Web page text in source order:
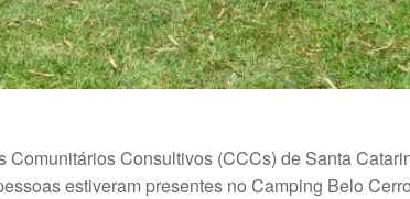
Consultivos (CCCs) de Santa
estiveram presentes no Camping Belo